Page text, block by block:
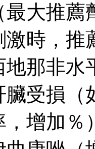
大推薦
激時，
那非水
臟受損
增加％